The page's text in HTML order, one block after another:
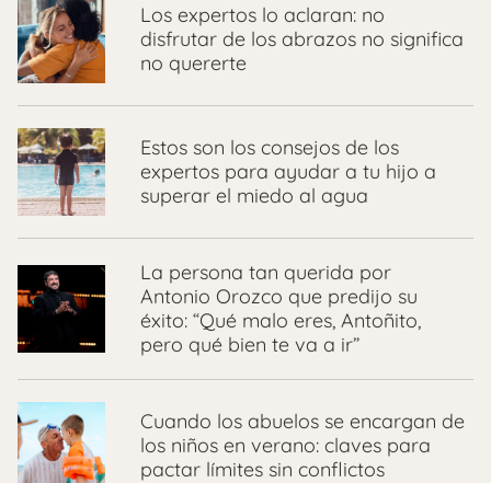
Los expertos lo aclaran: no
disfrutar de los abrazos no significa
no quererte
Estos son los consejos de los
expertos para ayudar a tu hijo a
superar el miedo al agua
La persona tan querida por
Antonio Orozco que predijo su
éxito: “Qué malo eres, Antoñito,
pero qué bien te va a ir”
Cuando los abuelos se encargan de
los niños en verano: claves para
pactar límites sin conflictos